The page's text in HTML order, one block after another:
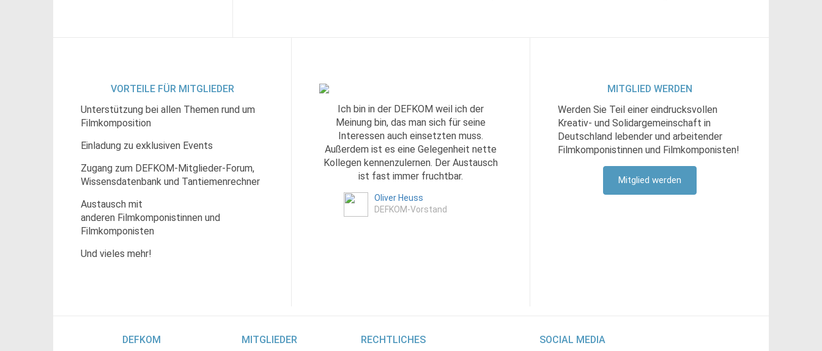
VORTEILE FÜR MITGLIEDER
Unterstützung bei allen Themen rund um
Filmkomposition
Einladung zu exklusiven Events
Zugang zum DEFKOM-Mitglieder-Forum,
Wissensdatenbank und Tantiemenrechner
Austausch mit
anderen Filmkomponistinnen und
Filmkomponisten
Und vieles mehr!
Ich bin in der DEFKOM weil ich der
Meinung bin, das man sich für seine
Interessen auch einsetzten muss.
Außerdem ist es eine Gelegenheit nette
Kollegen kennenzulernen. Der Austausch
ist fast immer fruchtbar.
Oliver Heuss
DEFKOM-Vorstand
MITGLIED WERDEN
Werden Sie Teil einer eindrucksvollen
Kreativ- und Solidargemeinschaft in
Deutschland lebender und arbeitender
Filmkomponistinnen und Filmkomponisten!
Mitglied werden
DEFKOM MITGLIEDER RECHTLICHES SOCIAL MEDIA